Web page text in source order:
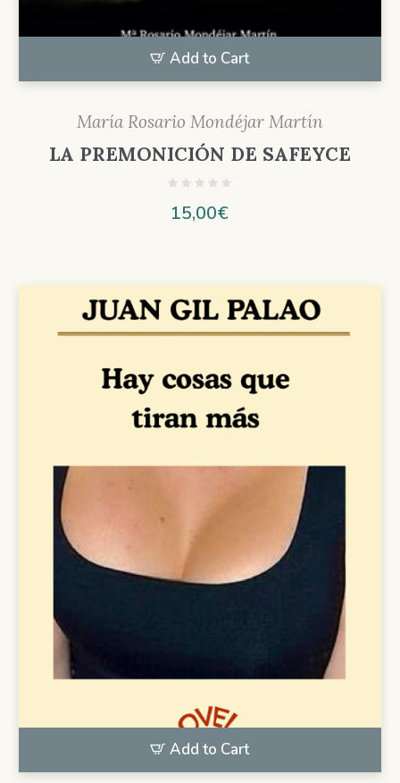
Add to Cart
María Rosario Mondéjar Martín
LA PREMONICIÓN DE SAFEYCE
15,00€
Add to Cart